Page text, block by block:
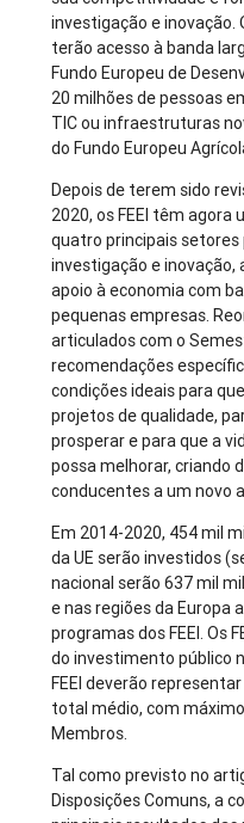
investigação e inovação.
terão acesso à banda
Fundo Europeu de
20 milhões de pessoas
TIC ou infraestruturas
do Fundo Europeu
Depois de terem sido
2020, os FEEI têm agora
quatro principais
investigação e inovação,
apoio à economia com
pequenas empresas.
articulados com o
recomendações
condições ideais para
projetos de qualidade,
prosperar e para que a
possa melhorar, criando
conducentes a um novo
Em 2014-2020, 454 mil
da UE serão investidos
nacional serão 637 mil
e nas regiões da Europa
programas dos FEEI. Os
do investimento público
FEEI deverão
total médio, com
Membros.
Tal como previsto no
Disposições Comuns, a